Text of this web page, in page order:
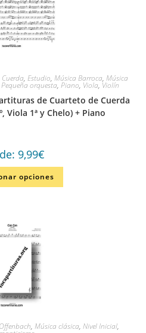
Cuerda, Estudio, Música Barroca, Música
Pequeña orquesta, Piano, Viola, Violín
de Cuarteto de Cuerda
Viola 1ª y Chelo) + Piano
9,99€
opciones
, Música clásica, Nivel Inicial,